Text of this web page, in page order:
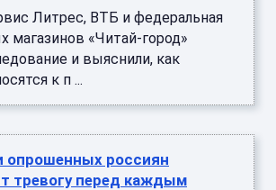
Литрес, ВТБ и федеральная
магазинов «Читай-город»
и выяснили, как
к п ...
опрошенных россиян
тревогу перед каждым